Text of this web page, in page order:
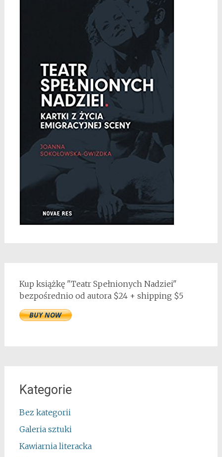
Kup książkę "Teatr Spełnionych Nadziei"
bezpośrednio od autora $24 + shipping $5
Kategorie
Bez kategorii
Galeria sztuki
Kawiarnia literacka